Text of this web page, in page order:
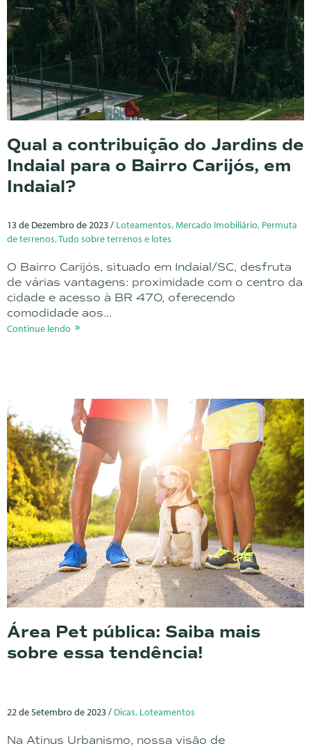
Qual a contribuição do Jardins de
Indaial para o Bairro Carijós, em
Indaial?
13 de Dezembro de 2023 / Loteamentos, Mercado Imobiliário, Permuta
de terrenos, Tudo sobre terrenos e lotes
O Bairro Carijós, situado em Indaial/SC, desfruta
de várias vantagens: proximidade com o centro da
cidade e acesso à BR 470, oferecendo
comodidade aos...
Continue lendo
Área Pet pública: Saiba mais
sobre essa tendência!
22 de Setembro de 2023 / Dicas, Loteamentos
Na Atinus Urbanismo, nossa visão de